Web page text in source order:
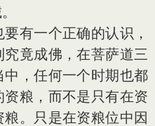
有一个正确的认识，
竟成佛，在菩萨道三
，任何一个时期也都
粮，而不是只有在资
。只是在资粮位中因